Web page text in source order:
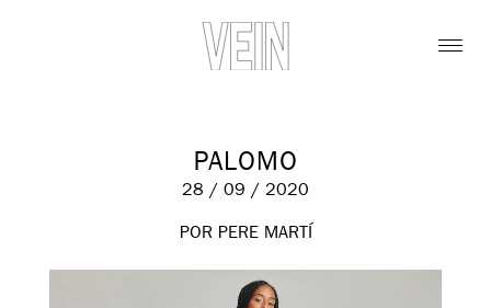
PALOMO
28 / 09 / 2020
POR PERE MARTÍ